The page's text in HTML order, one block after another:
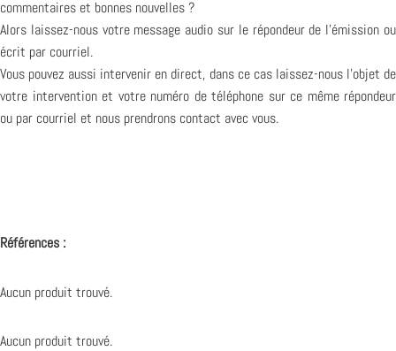
commentaires et bonnes nouvelles ?
Alors laissez-nous votre message audio sur le répondeur de l’émission ou
écrit par courriel.
Vous pouvez aussi intervenir en direct, dans ce cas laissez-nous l’objet de
votre intervention et votre numéro de téléphone sur ce même répondeur
ou par courriel et nous prendrons contact avec vous.
Références :
Aucun produit trouvé.
Aucun produit trouvé.